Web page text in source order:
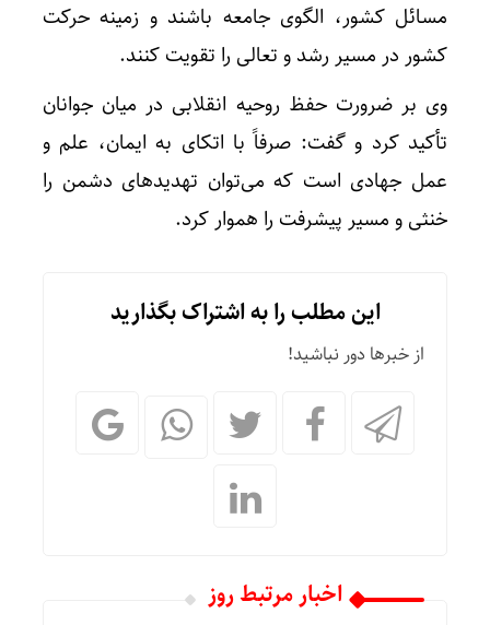
مسائل کشور، الگوی جامعه باشند و زمینه حرکت
کشور در مسیر رشد و تعالی را تقویت کنند.
وی بر ضرورت حفظ روحیه انقلابی در میان جوانان
تأکید کرد و گفت: صرفاً با اتکای به ایمان، علم و
عمل جهادی است که می‌توان تهدیدهای دشمن را
خنثی و مسیر پیشرفت را هموار کرد.
این مطلب را به اشتراک بگذارید
از خبرها دور نباشید!
اخبار مرتبط روز